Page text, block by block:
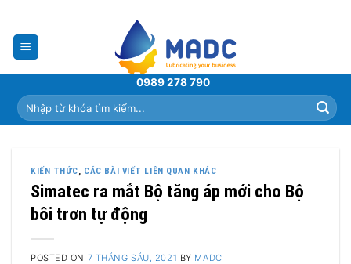
content
0989 278 790
Tìm
kiếm:
KIẾN THỨC, CÁC BÀI VIẾT LIÊN QUAN KHÁC
Simatec ra mắt Bộ tăng áp mới cho Bộ
bôi trơn tự động
POSTED ON 7 THÁNG SÁU, 2021 BY MADC